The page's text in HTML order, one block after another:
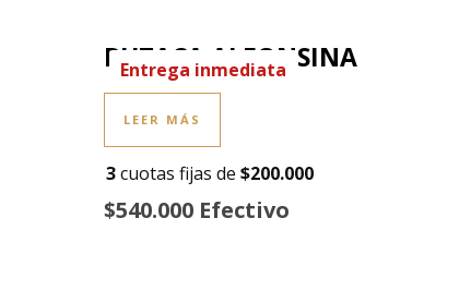
BUTACA ALFONSINA
LEER MÁS
3cuotas fijas de $200.000
$540.000 Efectivo
Entrega inmediata